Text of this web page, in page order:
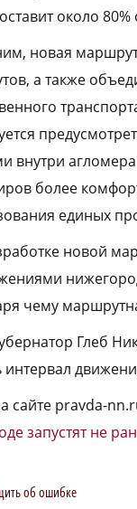
около
новая
а также
внутри
более
единых
новой
чему
Глеб
интервал
сайте pravda-
запустят не
об ошибке